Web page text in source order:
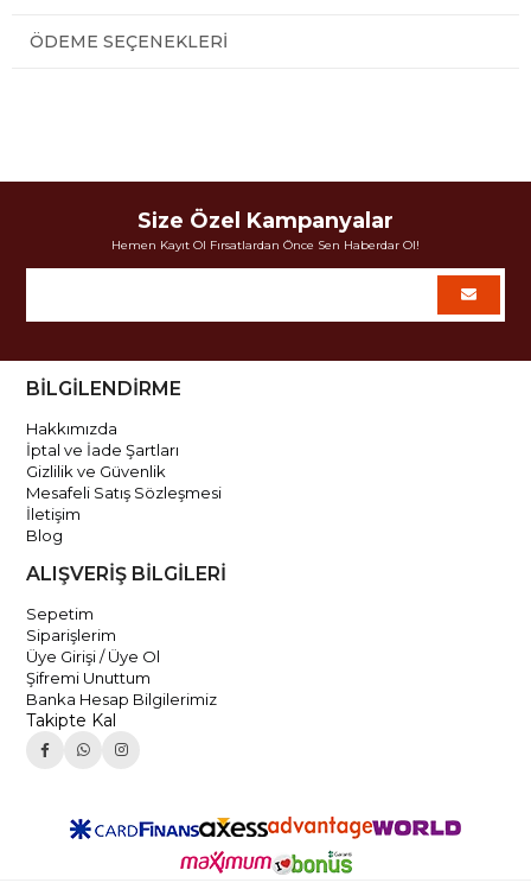
ÖDEME SEÇENEKLERI
Size Özel Kampanyalar
Hemen Kayıt Ol Fırsatlardan Önce Sen Haberdar Ol!
BİLGİLENDİRME
Hakkımızda
İptal ve İade Şartları
Gizlilik ve Güvenlik
Mesafeli Satış Sözleşmesi
İletişim
Blog
ALIŞVERİŞ BİLGİLERİ
Sepetim
Siparişlerim
Üye Girişi / Üye Ol
Şifremi Unuttum
Banka Hesap Bilgilerimiz
Takipte Kal